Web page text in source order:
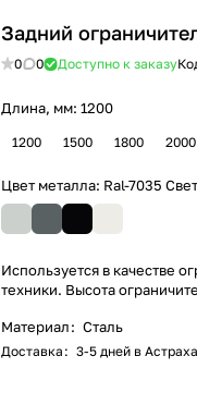
Задний
0 0 Доступно к заказу
Длина, мм: 1200
1200 1500 1800 2000
Цвет металла: Ral-7035
Используется в качестве
техники. Высота
Материал: Сталь
Доставка : 3-5 дней в